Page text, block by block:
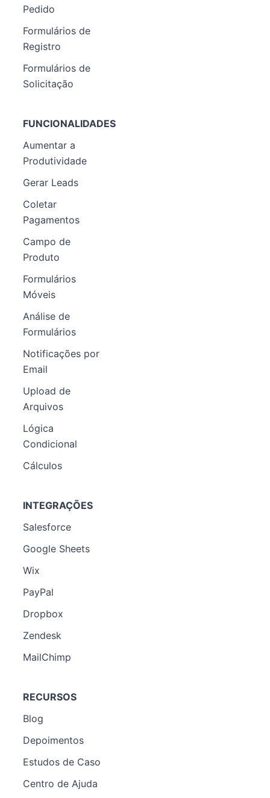
Pedido
Formulários de
Registro
Formulários de
Solicitação
FUNCIONALIDADES
Aumentar a
Produtividade
Gerar Leads
Coletar
Pagamentos
Campo de
Produto
Formulários
Móveis
Análise de
Formulários
Notificações por
Email
Upload de
Arquivos
Lógica
Condicional
Cálculos
INTEGRAÇÕES
Salesforce
Google Sheets
Wix
PayPal
Dropbox
Zendesk
MailChimp
RECURSOS
Blog
Depoimentos
Estudos de Caso
Centro de Ajuda